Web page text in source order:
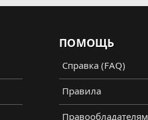
ПОМОЩЬ
Справка (FAQ)
Правила
Правообладателям